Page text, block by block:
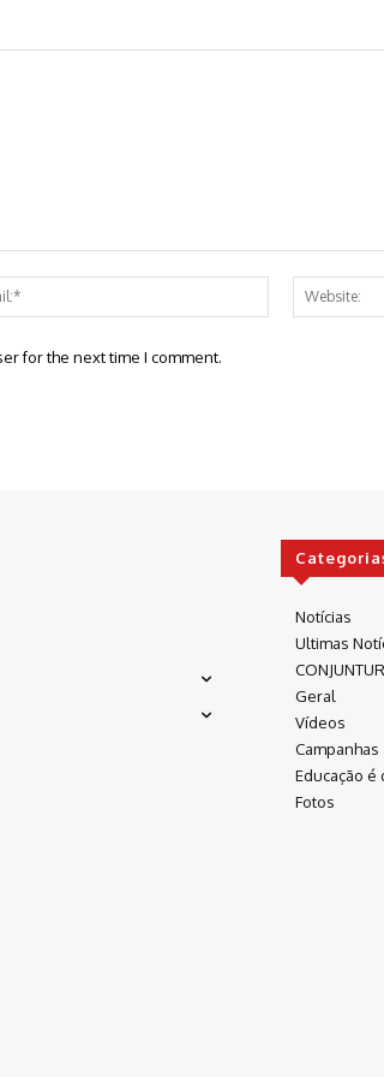
Email:*
for the next time I comment.
Notícias
Ultimas
Geral
Vídeos
Campanhas
Educação é
Fotos